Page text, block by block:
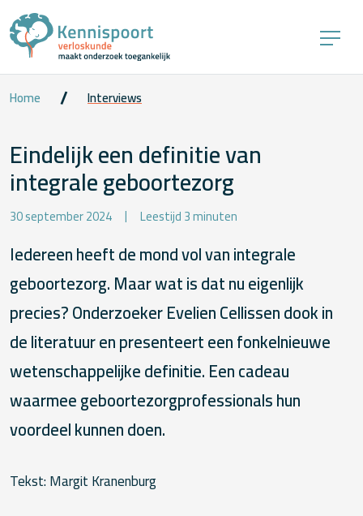
Home Interviews
Eindelijk een definitie van
integrale geboortezorg
30 september 2024 Leestijd 3 minuten
Iedereen heeft de mond vol van integrale
geboortezorg. Maar wat is dat nu eigenlijk
precies? Onderzoeker Evelien Cellissen dook in
de literatuur en presenteert een fonkelnieuwe
wetenschappelijke definitie. Een cadeau
waarmee geboortezorgprofessionals hun
voordeel kunnen doen.
Tekst: Margit Kranenburg